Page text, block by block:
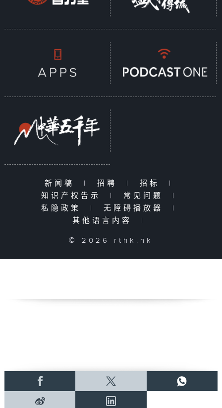
新闻稿 | 招聘 | 招标
|
知识产权告示
| 常见问题
|
私隐政策
| 无障碍播放器
|
其他语言内容
|
© 2026 rthk.hk